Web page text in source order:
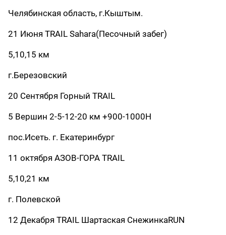
Челябинская область, г.Кыштым.
21 Июня TRAIL Sahara(Песочный забег)
5,10,15 км
г.Березовский
20 Сентября Горный TRAIL
5 Вершин 2-5-12-20 км +900-1000H
пос.Исеть. г. Екатеринбург
11 октября АЗОВ-ГОРА TRAIL
5,10,21 км
г. Полевской
12 Декабря TRAIL Шартаская СнежинкаRUN